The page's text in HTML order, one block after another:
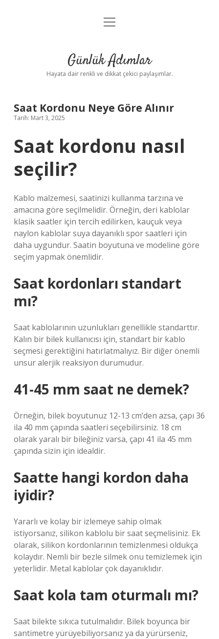
Anasayfa
Yasal Uyarı
menüyü
Günlük Adımlar
Hayata dair renkli ve dikkat çekici paylaşımlar.
Saat Kordonu Neye Göre Alınır
Tarih: Mart 3, 2025
Saat kordonu nasıl
seçilir?
Kablo malzemesi, saatinizi kullanma tarzına ve
amacına göre seçilmelidir. Örneğin, deri kablolar
klasik saatler için tercih edilirken, kauçuk veya
naylon kablolar suya dayanıklı spor saatleri için
daha uygundur. Saatin boyutuna ve modeline göre
seçim yapmak önemlidir.
Saat kordonları standart
mı?
Saat kablolarının uzunlukları genellikle standarttır.
Kalın bir bilek kullanıcısı için, standart bir kablo
seçmesi gerektiğini hatırlatmalıyız. Bir diğer önemli
unsur alerjik reaksiyon durumudur.
41-45 mm saat ne demek?
Örneğin, bilek boyutunuz 12-13 cm’den azsa, çapı 36
ila 40 mm çapında saatleri seçebilirsiniz. 18 cm
olarak yaralı bir bileğiniz varsa, çapı 41 ila 45 mm
çapında sizin için idealdir.
Saatte hangi kordon daha
iyidir?
Yararlı ve kolay bir izlemeye sahip olmak
istiyorsanız, silikon kablolu bir saat seçmelisiniz. Ek
olarak, silikon kordonlarının temizlenmesi oldukça
kolaydır. Nemli bir bezle silmek onu temizlemek için
yeterlidir. Metal kablolar çok dayanıklıdır.
Saat kola tam oturmalı mı?
Saat bilekte sıkıca tutulmalıdır. Bilek boyunca bir
santimetre yürüyebiliyorsanız ya da yürürseniz,